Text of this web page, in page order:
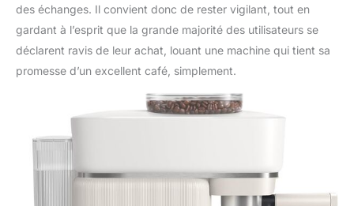
des échanges. Il convient donc de rester vigilant, tout en
gardant à l’esprit que la grande majorité des utilisateurs se
déclarent ravis de leur achat, louant une machine qui tient sa
promesse d’un excellent café, simplement.